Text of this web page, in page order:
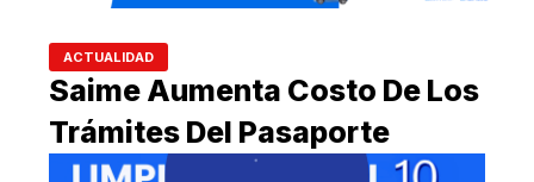
ACTUALIDAD
Saime Aumenta Costo De Los
Trámites Del Pasaporte